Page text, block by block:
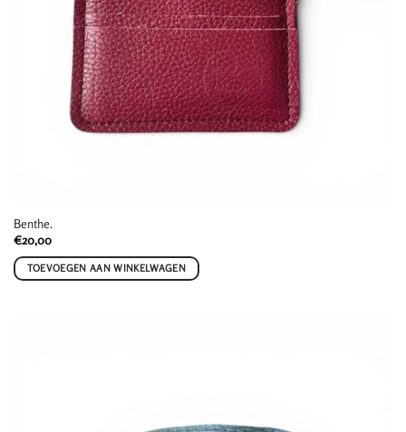
Benthe.
€20,00
TOEVOEGEN AAN WINKELWAGEN